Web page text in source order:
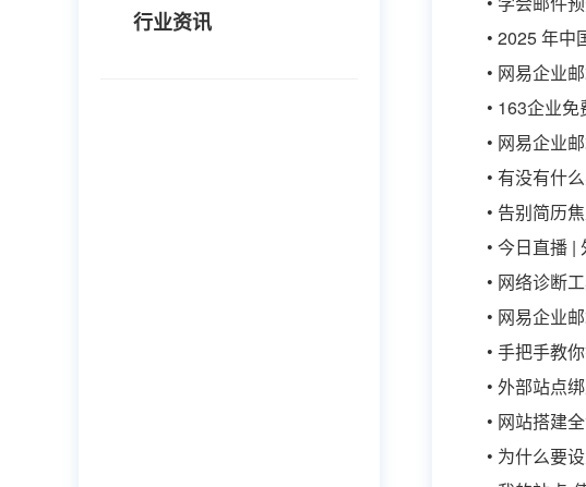
行业资讯
• 2025 年中
• 网易企业
• 163企业
• 网易企业
• 有没有什
• 告别简历
• 今日直播 |
• 网络诊断
• 网易企业
• 手把手教
• 外部站点
• 网站搭建
• 为什么要